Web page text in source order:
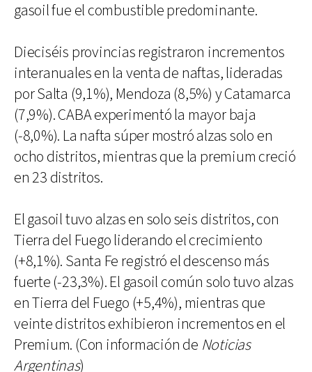
gasoil fue el combustible predominante.
Dieciséis provincias registraron incrementos
interanuales en la venta de naftas, lideradas
por Salta (9,1%), Mendoza (8,5%) y Catamarca
(7,9%). CABA experimentó la mayor baja
(-8,0%). La nafta súper mostró alzas solo en
ocho distritos, mientras que la premium creció
en 23 distritos.
El gasoil tuvo alzas en solo seis distritos, con
Tierra del Fuego liderando el crecimiento
(+8,1%). Santa Fe registró el descenso más
fuerte (-23,3%). El gasoil común solo tuvo alzas
en Tierra del Fuego (+5,4%), mientras que
veinte distritos exhibieron incrementos en el
Premium. (Con información de Noticias
Argentinas)